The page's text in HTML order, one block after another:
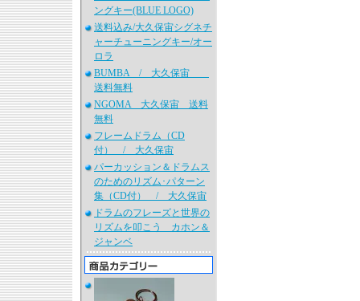
ングキー(BLUE LOGO)
送料込み/大久保宙シグネチ
ャーチューニングキー/オー
ロラ
BUMBA / 大久保宙
送料無料
NGOMA 大久保宙 送料
無料
フレームドラム（CD
付） / 大久保宙
パーカッション＆ドラムス
のためのリズム･パターン
集（CD付） / 大久保宙
ドラムのフレーズと世界の
リズムを叩こう カホン＆
ジャンベ